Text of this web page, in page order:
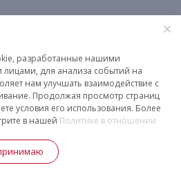
права защищены
разработанные нашими
лицами, для анализа событий на
нам улучшать взаимодействие с
Продолжая просмотр страниц
условия его использования. Более
в нашей Политике в отношении